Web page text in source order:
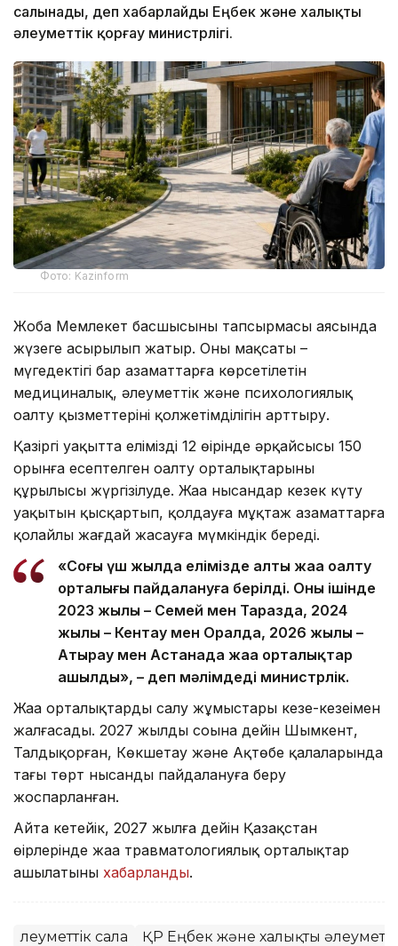
салынады, деп хабарлайды Еңбек және халықты
әлеуметтік қорғау министрлігі.
Фото: Kazinform
Жоба Мемлекет басшысының тапсырмасы аясында
жүзеге асырылып жатыр. Оның мақсаты –
мүгедектігі бар азаматтарға көрсетілетін
медициналық, әлеуметтік және психологиялық
оңалту қызметтерінің қолжетімділігін арттыру.
Қазіргі уақытта еліміздің 12 өңірінде әрқайсысы 150
орынға есептелген оңалту орталықтарының
құрылысы жүргізілуде. Жаңа нысандар кезек күту
уақытын қысқартып, қолдауға мұқтаж азаматтарға
қолайлы жағдай жасауға мүмкіндік береді.
«Соңғы үш жылда елімізде алты жаңа оңалту
орталығы пайдалануға берілді. Оның ішінде
2023 жылы – Семей мен Таразда, 2024
жылы – Кентау мен Оралда, 2026 жылы –
Атырау мен Астанада жаңа орталықтар
ашылды», – деп мәлімдеді министрлік.
Жаңа орталықтарды салу жұмыстары кезең-кезеңімен
жалғасады. 2027 жылдың соңына дейін Шымкент,
Талдықорған, Көкшетау және Ақтөбе қалаларында
тағы төрт нысанды пайдалануға беру
жоспарланған.
Айта кетейік, 2027 жылға дейін Қазақстан
өңірлерінде жаңа травматологиялық орталықтар
ашылатыны хабарланды.
Әлеуметтік сала ҚР Еңбек және халықты